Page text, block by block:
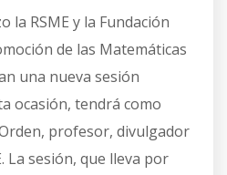
la RSME y la Fundación
de las Matemáticas
una nueva sesión
ocasión, tendrá como
profesor, divulgador
La sesión, que lleva por